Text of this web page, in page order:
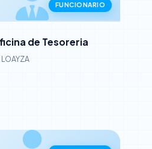
FUNCIONARIO
de Tesoreria